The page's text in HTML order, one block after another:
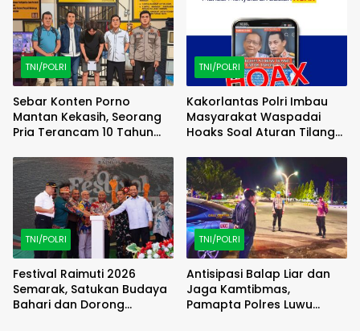
TNI/POLRI
Sebar Konten Porno
Mantan Kekasih, Seorang
Pria Terancam 10 Tahun
TNI/POLRI
Kakorlantas Polri Imbau
Masyarakat Waspadai
Hoaks Soal Aturan Tilang
TNI/POLRI
Festival Raimuti 2026
Semarak, Satukan Budaya
Bahari dan Dorong
TNI/POLRI
Antisipasi Balap Liar dan
Jaga Kamtibmas,
Pamapta Polres Luwu